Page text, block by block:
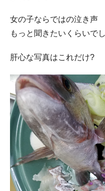
女の子ならではの泣き声
もっと聞きたいくらいで
肝心な写真はこれだけ?